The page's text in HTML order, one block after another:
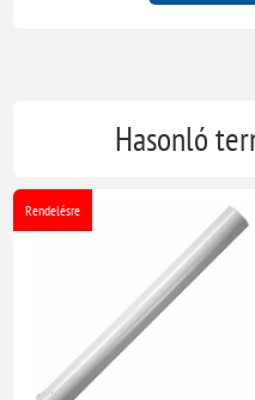
Hasonló
Rendelésre